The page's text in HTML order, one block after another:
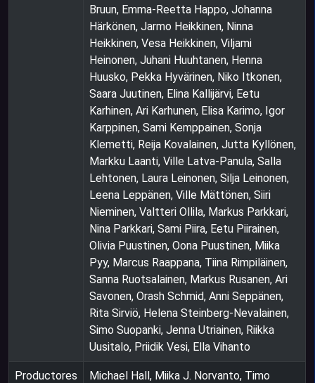
Bruun, Emma-Reetta Happo, Johanna
Härkönen, Jarmo Heikkinen, Ninna
Heikkinen, Vesa Heikkinen, Viljami
Heinonen, Juhani Huuhtanen, Henna
Huusko, Pekka Hyvärinen, Niko Itkonen,
Saara Juutinen, Elina Kallijärvi, Eetu
Karhinen, Ari Karhunen, Elisa Karimo, Igor
Karppinen, Sami Kemppainen, Sonja
Klemetti, Reija Kovalainen, Jutta Kyllönen,
Markku Laanti, Ville Latva-Panula, Salla
Lehtonen, Laura Leinonen, Silja Leinonen,
Leena Leppänen, Ville Mättönen, Siiri
Nieminen, Valtteri Ollila, Markus Parkkari,
Nina Parkkari, Sami Piira, Eetu Piirainen,
Olivia Puustinen, Oona Puustinen, Miika
Pyy, Marcus Raappana, Tiina Rimpiläinen,
Sanna Ruotsalainen, Markus Rusanen, Ari
Savonen, Orash Schmid, Anni Seppänen,
Rita Sirviö, Helena Steinberg-Nevalainen,
Simo Suopanki, Jenna Utriainen, Riikka
Uusitalo, Priidik Vesi, Ella Vihanto
Productores
Michael Hall, Miika J. Norvanto, Timo